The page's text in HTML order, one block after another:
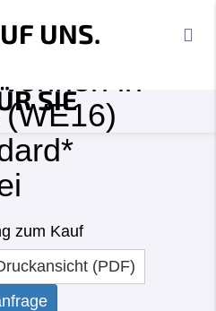
in
zum Kauf
(PDF)